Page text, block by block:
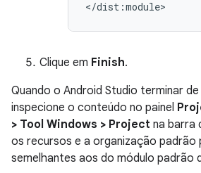
Clique em Finish.
Quando o Android Studio terminar
inspecione o conteúdo no painel
> Tool Windows > Project na barra
os recursos e a organização padrão
semelhantes aos do módulo padrão